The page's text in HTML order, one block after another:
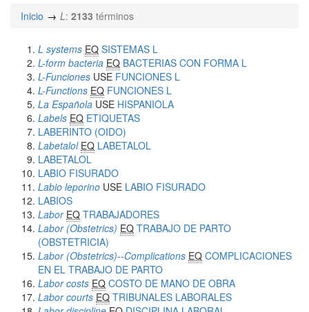
Inicio L: 2133 términos
L systems EQ SISTEMAS L
L-form bacteria EQ BACTERIAS CON FORMA L
L-Funciones USE FUNCIONES L
L-Functions EQ FUNCIONES L
La Española USE HISPANIOLA
Labels EQ ETIQUETAS
LABERINTO (OIDO)
Labetalol EQ LABETALOL
LABETALOL
LABIO FISURADO
Labio leporino USE LABIO FISURADO
LABIOS
Labor EQ TRABAJADORES
Labor (Obstetrics) EQ TRABAJO DE PARTO
(OBSTETRICIA)
Labor (Obstetrics)--Complications EQ COMPLICACIONES
EN EL TRABAJO DE PARTO
Labor costs EQ COSTO DE MANO DE OBRA
Labor courts EQ TRIBUNALES LABORALES